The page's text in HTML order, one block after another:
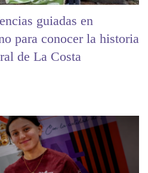
guiadas en
para conocer la historia
de La Costa